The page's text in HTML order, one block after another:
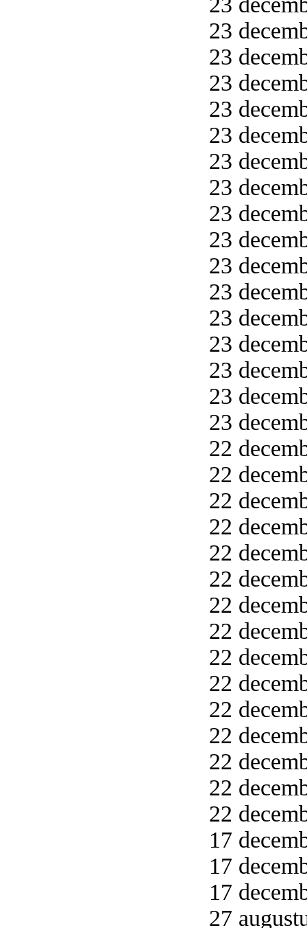
23
23
23
23
23
23
23
23
23
23
23
23
23
23
23
23
22
22
22
22
22
22
22
22
22
22
22
22
22
22
22
17
17
17
27